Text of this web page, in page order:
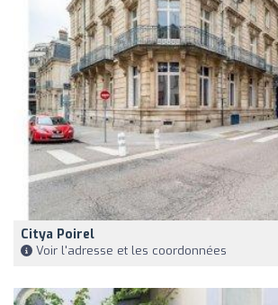
Citya Poirel
Voir l'adresse et les coordonnées